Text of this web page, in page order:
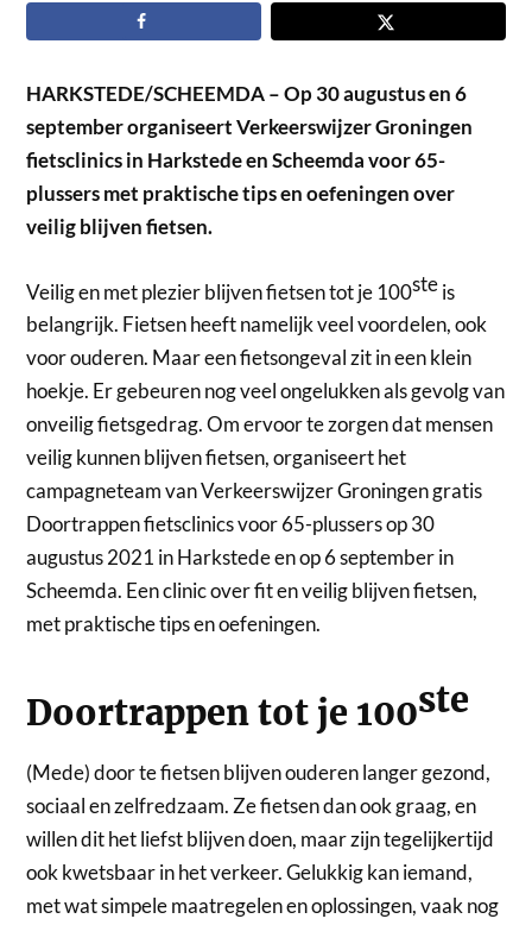
HARKSTEDE/SCHEEMDA – Op 30 augustus en 6
september organiseert Verkeerswijzer Groningen
fietsclinics in Harkstede en Scheemda voor 65-
plussers met praktische tips en oefeningen over
veilig blijven fietsen.
Veilig en met plezier blijven fietsen tot je 100steis
belangrijk. Fietsen heeft namelijk veel voordelen, ook
voor ouderen. Maar een fietsongeval zit in een klein
hoekje. Er gebeuren nog veel ongelukken als gevolg van
onveilig fietsgedrag. Om ervoor te zorgen dat mensen
veilig kunnen blijven fietsen, organiseert het
campagneteam van Verkeerswijzer Groningen gratis
Doortrappen fietsclinics voor 65-plussers op 30
augustus 2021 in Harkstede en op 6 september in
Scheemda. Een clinic over fit en veilig blijven fietsen,
met praktische tips en oefeningen.
Doortrappen tot je 100ste
(Mede) door te fietsen blijven ouderen langer gezond,
sociaal en zelfredzaam. Ze fietsen dan ook graag, en
willen dit het liefst blijven doen, maar zijn tegelijkertijd
ook kwetsbaar in het verkeer. Gelukkig kan iemand,
met wat simpele maatregelen en oplossingen, vaak nog